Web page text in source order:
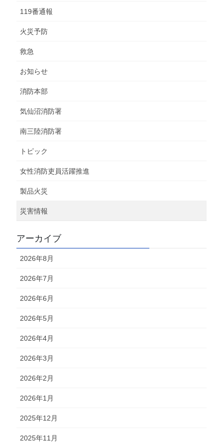
119番通報
火災予防
救急
お知らせ
消防本部
気仙沼消防署
南三陸消防署
トピック
女性消防吏員活躍推進
製品火災
災害情報
アーカイブ
2026年8月
2026年7月
2026年6月
2026年5月
2026年4月
2026年3月
2026年2月
2026年1月
2025年12月
2025年11月